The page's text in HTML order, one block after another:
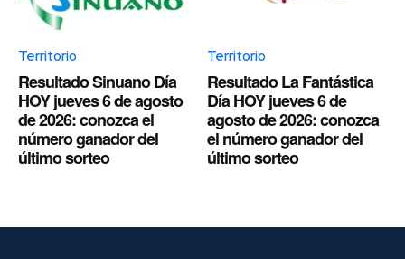
Territorio
Resultado Sinuano Día
HOY jueves 6 de agosto
de 2026: conozca el
número ganador del
último sorteo
Territorio
Resultado La Fantástica
Día HOY jueves 6 de
agosto de 2026: conozca
el número ganador del
último sorteo